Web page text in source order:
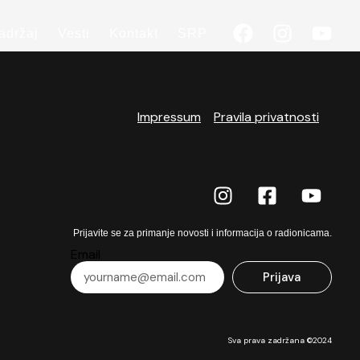
Impressum Pravila privatnosti
Prijavite se za primanje novosti i informacija o radionicama.
Prijava
Sva prava zadržana ©2024